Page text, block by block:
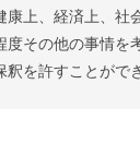
康上、経済上、社
その他の事情を
を許すことがで